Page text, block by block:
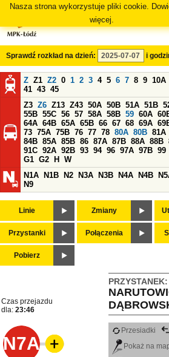
Nasza strona wykorzystuje pliki cookie.
więcej.
Sprawdź rozkład na dzień: i
Z Z1 Z2 0 1 2 3 4 5 6 7 8 9 10A
41 43 45
Z3 Z6 Z13 Z43 50A 50B 51A 51B
55B 55C 56 57 58A 58B 59 60A
64A 64B 65A 65B 66 67 68 69A
73 75A 75B 76 77 78 80A 80B 81A
84B 85A 85B 86 87A 87B 88A 88B
91C 92A 92B 93 94 96 97A 97B 99
G1 G2 H
W
N1A
N1B N2 N3A N3B N4A N4B
N9
Linie Zmiany
Przystanki Połączenia
Pobierz
PRZYSTANEK:
Czas przejazdu
dla: 23:46
N7A
Przesiadki
Pokaż na